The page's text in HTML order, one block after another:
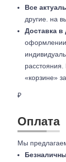
Все
другие. на
Доставка в
оформлении
«корзине»
₽
Оплата
Мы